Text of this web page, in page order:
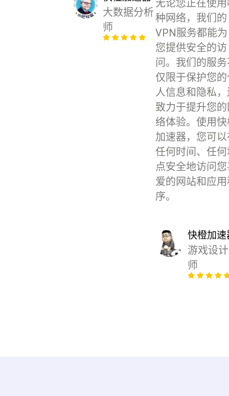
大数据分析
师
无论您正在使
种网络，我们的
VPN服务都能为
您提供安全的访
问。我们的服
仅限于保护您
人信息和隐私
致力于提升您
络体验。使用
加速器，您可
任何时间、任
点安全地访问
爱的网站和应
序。
快橙加速
游戏设计
师